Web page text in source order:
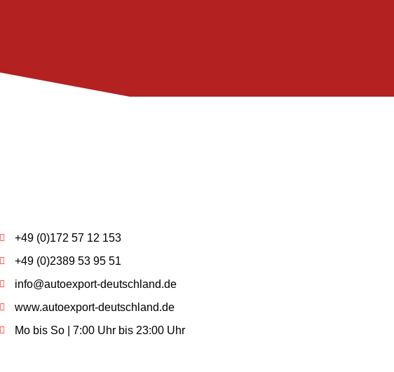
+49 (0)172 57 12 153
+49 (0)2389 53 95 51
info@autoexport-deutschland.de
www.autoexport-deutschland.de
Mo bis So | 7:00 Uhr bis 23:00 Uhr